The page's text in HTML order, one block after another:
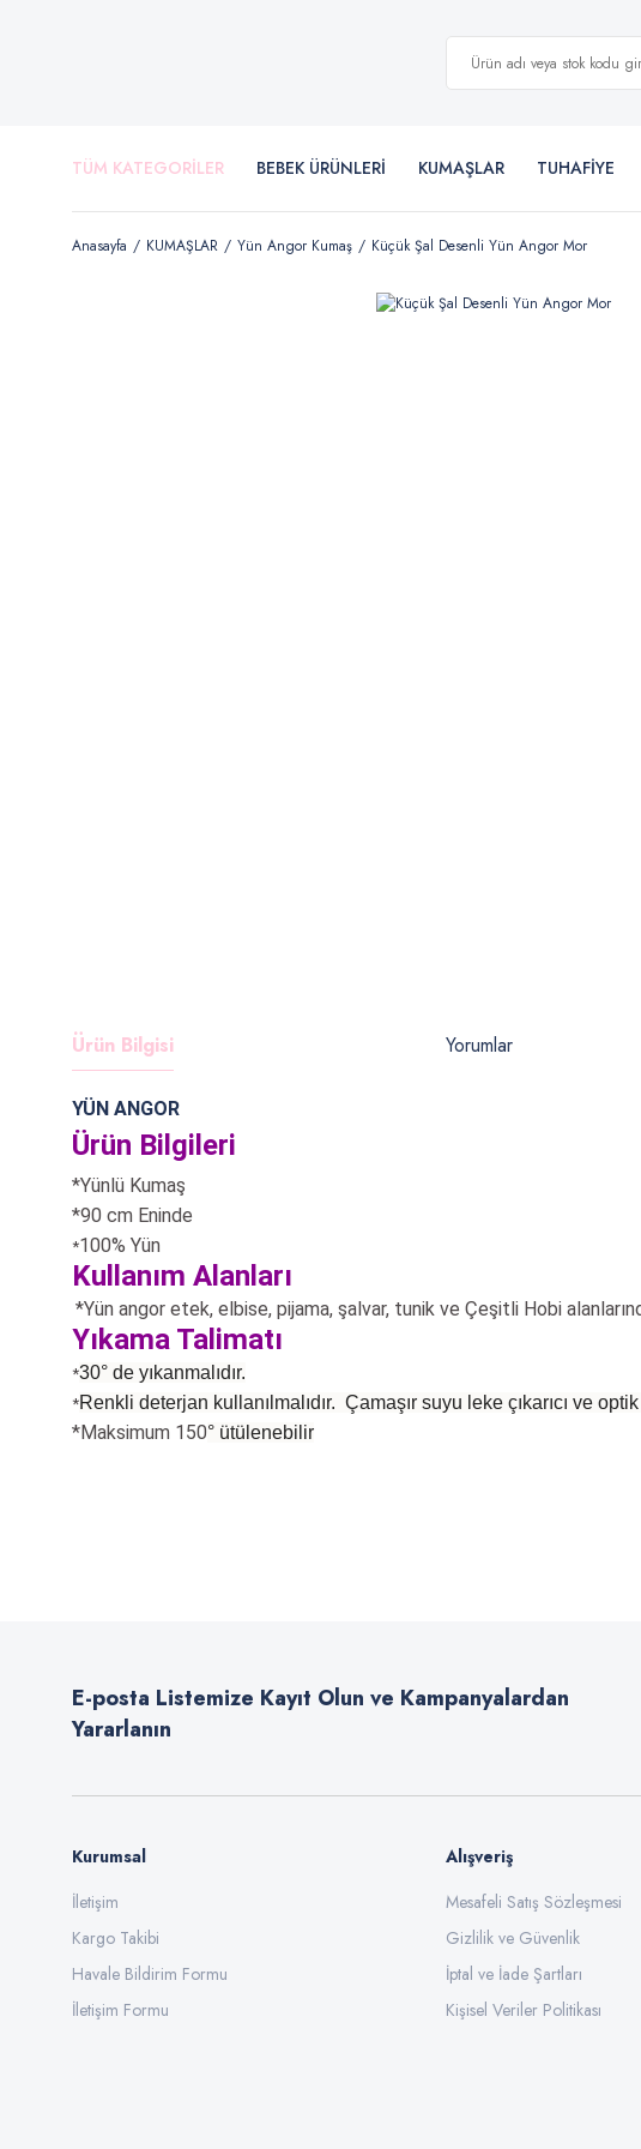
TÜM KATEGORİLER BEBEK ÜRÜNLERİ KUMAŞLAR TUHAFİYE
Anasayfa KUMAŞLAR Yün Angor Kumaş Küçük Şal Desenli Yün Angor Mor
Ürün Bilgisi Yorumlar
YÜN ANGOR
Ürün Bilgileri
*Yünlü Kumaş
*90 cm Eninde
*100% Yün
Kullanım Alanları
*Yün angor etek, elbise, pijama, şalvar, tunik ve Çeşitli Hobi
Yıkama Talimatı
*30° de yıkanmalıdır.
*Renkli deterjan kullanılmalıdır. Çamaşır suyu leke çıkarıcı ve
*Maksimum 150° ütülenebilir
Ürün bilgilerinde hatalar bulunuyor.
Ürün fiyatı diğer sitelerden daha pahalı.
E-posta Listemize Kayıt Olun ve Kampanyalardan
Yararlanın
Kurumsal
İletişim
Kargo Takibi
Havale Bildirim Formu
İletişim Formu
Alışveriş
Mesafeli Satış Sözleşmesi
Gizlilik ve Güvenlik
İptal ve İade Şartları
Kişisel Veriler Politikası